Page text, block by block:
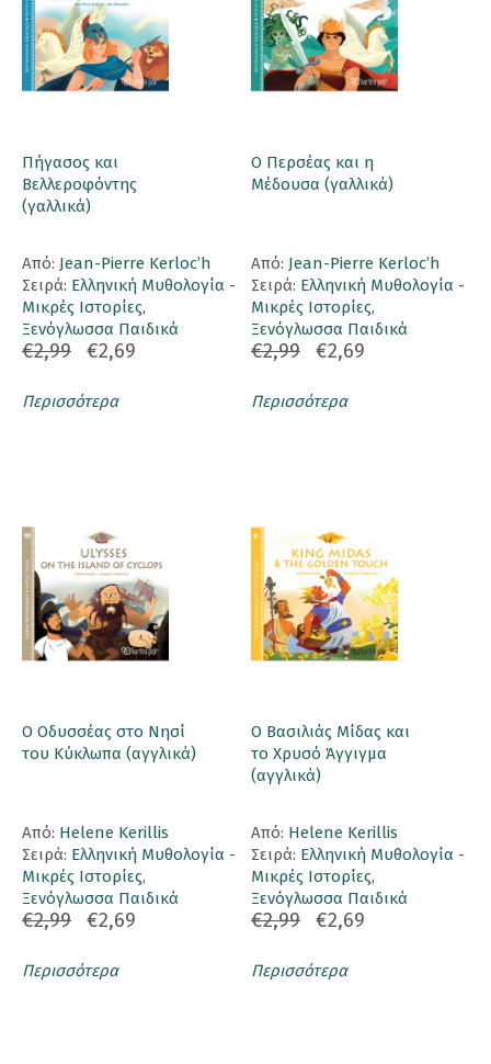
Πήγασος και
Βελλεροφόντης
(γαλλικά)
Aπό: Jean-Pierre Kerloc’h
Σειρά: Ελληνική Μυθολογία -
Μικρές Ιστορίες,
Ξενόγλωσσα Παιδικά
€2,99 €2,69
Περισσότερα
Ο Περσέας και η
Μέδουσα (γαλλικά)
Aπό: Jean-Pierre Kerloc’h
Σειρά: Ελληνική Μυθολογία -
Μικρές Ιστορίες,
Ξενόγλωσσα Παιδικά
€2,99 €2,69
Περισσότερα
Ο Οδυσσέας στο Νησί
του Κύκλωπα (αγγλικά)
Aπό: Helene Kerillis
Σειρά: Ελληνική Μυθολογία -
Μικρές Ιστορίες,
Ξενόγλωσσα Παιδικά
€2,99 €2,69
Περισσότερα
Ο Βασιλιάς Μίδας και
το Χρυσό Άγγιγμα
(αγγλικά)
Aπό: Helene Kerillis
Σειρά: Ελληνική Μυθολογία -
Μικρές Ιστορίες,
Ξενόγλωσσα Παιδικά
€2,99 €2,69
Περισσότερα